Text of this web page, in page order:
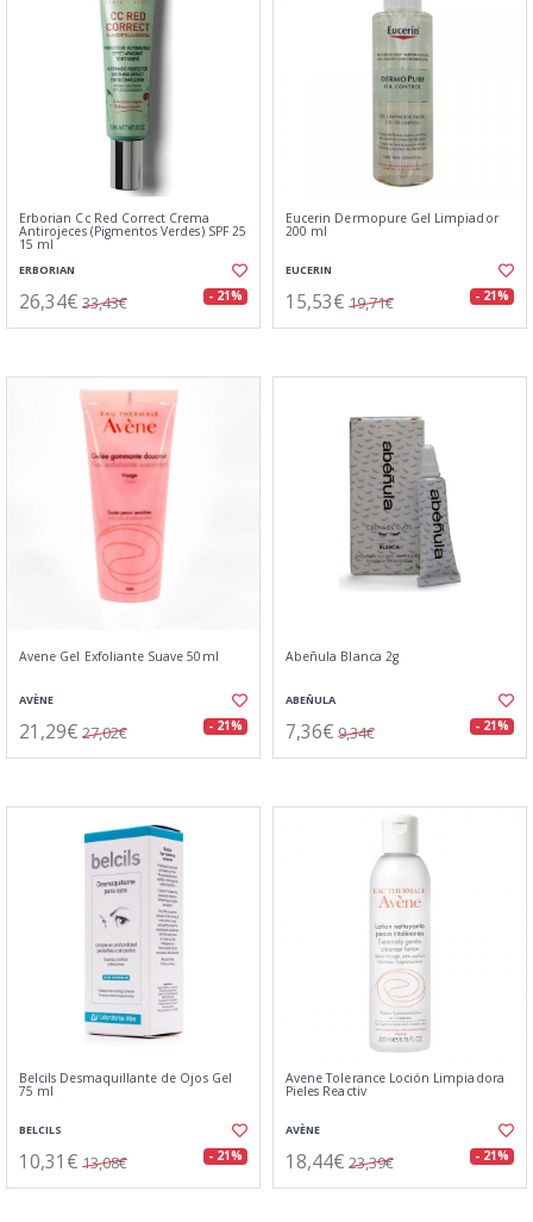
Erborian Cc Red Correct Crema
Antirojeces (Pigmentos Verdes) SPF 25
15 ml
ERBORIAN
26,34€ 33,43€ - 21%
Eucerin Dermopure Gel Limpiador
200 ml
EUCERIN
15,53€ 19,71€ - 21%
Avene Gel Exfoliante Suave 50ml
AVÈNE
21,29€ 27,02€ - 21%
Abeñula Blanca 2g
ABEÑULA
7,36€ 9,34€ - 21%
Belcils Desmaquillante de Ojos Gel
75 ml
BELCILS
10,31€ 13,08€ - 21%
Avene Tolerance Loción Limpiadora
Pieles Reactiv
AVÈNE
18,44€ 23,39€ - 21%